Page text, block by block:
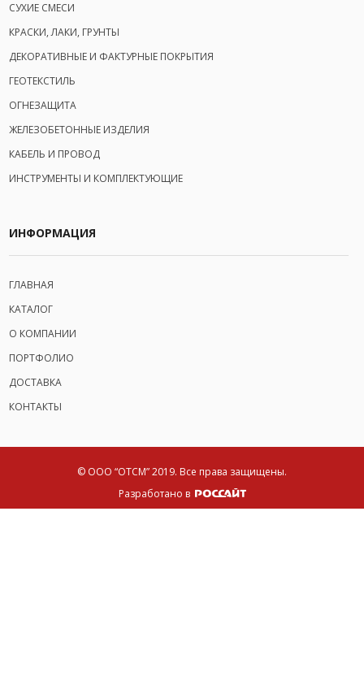
СУХИЕ СМЕСИ
КРАСКИ, ЛАКИ, ГРУНТЫ
ДЕКОРАТИВНЫЕ И ФАКТУРНЫЕ ПОКРЫТИЯ
ГЕОТЕКСТИЛЬ
ОГНЕЗАЩИТА
ЖЕЛЕЗОБЕТОННЫЕ ИЗДЕЛИЯ
КАБЕЛЬ И ПРОВОД
ИНСТРУМЕНТЫ И КОМПЛЕКТУЮЩИЕ
ИНФОРМАЦИЯ
ГЛАВНАЯ
КАТАЛОГ
О КОМПАНИИ
ПОРТФОЛИО
ДОСТАВКА
КОНТАКТЫ
© ООО “ОТСМ” 2019. Все права защищены.
Разработано в